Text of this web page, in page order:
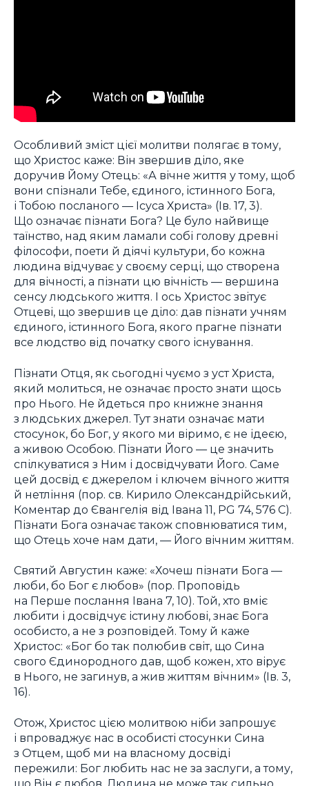
Особливий зміст цієї молитви полягає в тому,
що Христос каже: Він звершив діло, яке
доручив Йому Отець: «А вічне життя у тому, щоб
вони спізнали Тебе, єдиного, істинного Бога,
і Тобою посланого — Ісуса Христа» (Ів. 17, 3).
Що означає пізнати Бога? Це було найвище
таїнство, над яким ламали собі голову древні
філософи, поети й діячі культури, бо кожна
людина відчуває у своєму серці, що створена
для вічності, а пізнати цю вічність — вершина
сенсу людського життя. І ось Христос звітує
Отцеві, що звершив це діло: дав пізнати учням
єдиного, істинного Бога, якого прагне пізнати
все людство від початку свого існування.
Пізнати Отця, як сьогодні чуємо з уст Христа,
який молиться, не означає просто знати щось
про Нього. Не йдеться про книжне знання
з людських джерел. Тут знати означає мати
стосунок, бо Бог, у якого ми віримо, є не ідеєю,
а живою Особою. Пізнати Його — це значить
спілкуватися з Ним і досвідчувати Його. Саме
цей досвід є джерелом і ключем вічного життя
й нетління (пор. св. Кирило Олександрійський,
Коментар до Євангелія від Івана 11, PG 74, 576 C).
Пізнати Бога означає також сповнюватися тим,
що Отець хоче нам дати, — Його вічним життям.
Святий Августин каже: «Хочеш пізнати Бога —
люби, бо Бог є любов» (пор. Проповідь
на Перше послання Івана 7, 10). Той, хто вміє
любити і досвідчує істину любові, знає Бога
особисто, а не з розповідей. Тому й каже
Христос: «Бог бо так полюбив світ, що Сина
свого Єдинородного дав, щоб кожен, хто вірує
в Нього, не загинув, а жив життям вічним» (Ів. 3,
16).
Отож, Христос цією молитвою ніби запрошує
і впроваджує нас в особисті стосунки Сина
з Отцем, щоб ми на власному досвіді
пережили: Бог любить нас не за заслуги, а тому,
що Він є любов. Людина не може так сильно